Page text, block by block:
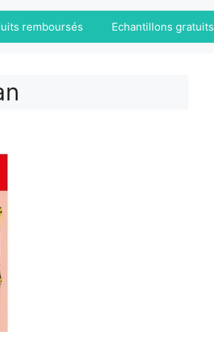
remboursés Echantillons gratuits